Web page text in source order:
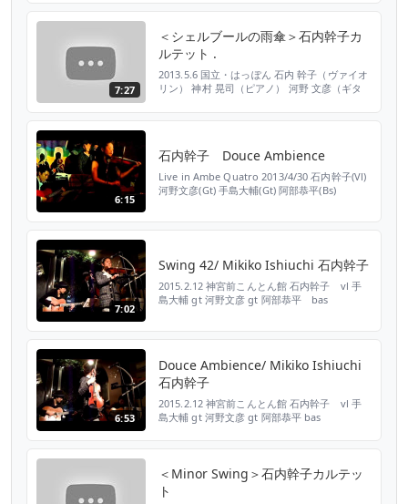
7:27
＜シェルブールの雨傘＞石内幹子カ
ルテット .
2013.5.6 国立・はっぽん 石内 幹子（ヴァイオ
リン） 神村 晃司（ピアノ） 河野 文彦（ギタ
6:15
石内幹子 Douce Ambience
Live in Ambe Quatro 2013/4/30 石内幹子(Vl)
河野文彦(Gt) 手島大輔(Gt) 阿部恭平(Bs)
7:02
Swing 42/ Mikiko Ishiuchi 石内幹子
2015.2.12 神宮前こんとん館 石内幹子 vl 手
島大輔 gt 河野文彦 gt 阿部恭平 bas
6:53
Douce Ambience/ Mikiko Ishiuchi
石内幹子
2015.2.12 神宮前こんとん館 石内幹子 vl 手
島大輔 gt 河野文彦 gt 阿部恭平 bas
＜Minor Swing＞石内幹子カルテッ
ト